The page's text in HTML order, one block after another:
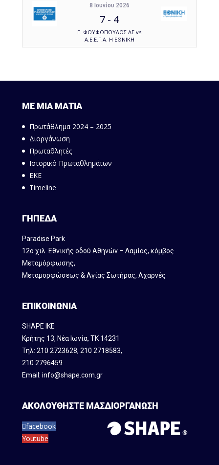
8 Ιουνίου 2026
7 - 4
Γ. ΦΟΥΦΟΠΟΥΛΟΣ ΑΕ vs
Α.Ε.Ε.Γ.Α. Η ΕΘΝΙΚΗ
ΜΕ ΜΙΑ ΜΑΤΙΑ
Πρωτάθλημα 2024 – 2025
Διοργάνωση
Πρωταθλητές
Ιστορικό Πρωταθλημάτων
ΕΚΕ
Timeline
ΓΗΠΕΔΑ
Paradise Park
12ο χιλ. Εθνικής οδού Αθηνών – Λαμίας, κόμβος
Mεταμόρφωσης,
Μεταμορφώσεως & Αγίας Σωτήρας, Αχαρνές
ΕΠΙΚΟΙΝΩΝΙΑ
SHAPE IKE
Κρήτης 13, Νέα Ιωνία, ΤΚ 14231
Τηλ: 210 2723628, 210 2718583,
210 2796459
Email: info@shape.com.gr
ΑΚΟΛΟΥΘΗΣΤΕ ΜΑΣ
facebook
Youtube
ΔΙΟΡΓΑΝΩΣΗ